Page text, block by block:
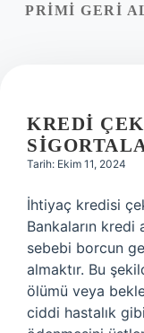
PRIMI GERI
KREDI
Tarih: Ekim 11, 2024
İhtiyaç kredisi
Bankaların kredi
sebebi borcun
almaktır. Bu
ölümü veya
ciddi hastalık